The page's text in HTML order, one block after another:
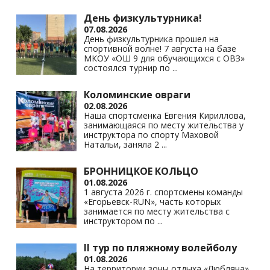
s
ni
ki
p k
День физкультурника!
07.08.2026
День физкультурника прошел на
спортивной волне! 7 августа на базе
МКОУ «ОШ 9 для обучающихся с ОВЗ»
состоялся турнир по ...
Коломинские овраги
02.08.2026
Наша спортсменка Евгения Кириллова,
занимающаяся по месту жительства у
инструктора по спорту Маховой
Натальи, заняла 2 ...
БРОННИЦКОЕ КОЛЬЦО
01.08.2026
1 августа 2026 г. спортсмены команды
«Егорьевск-RUN», часть которых
занимается по месту жительства с
инструктором по ...
II тур по пляжному волейболу
01.08.2026